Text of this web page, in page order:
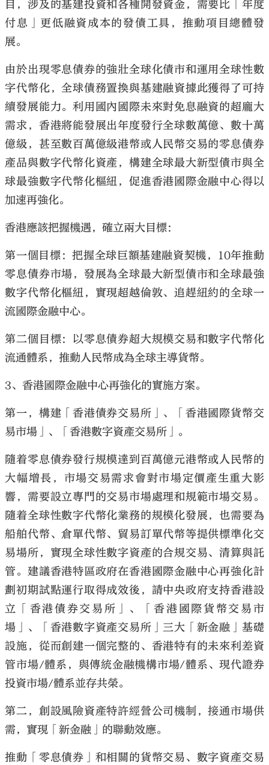
目，涉及的基建投資和各種開發資金，需要比「年度
付息」更低融資成本的發債工具，推動項目總體發
展。
由於出現零息債券的強壯全球化債市和運用全球性數
字代幣化，全球債務置換與基建融資據此獲得了可持
續發展能力。利用國內國際未來對免息融資的超龐大
需求，香港將能發展出年度發行全球數萬億、數十萬
億級，甚至數百萬億級港幣或人民幣交易的零息債券
產品與數字代幣化資產，構建全球最大新型債市與全
球最強數字代幣化樞紐，促進香港國際金融中心得以
加速再強化。
香港應該把握機遇，確立兩大目標：
第一個目標：把握全球巨額基建融資契機，10年推動
零息債券市場，發展為全球最大新型債市和全球最強
數字代幣化樞紐，實現超越倫敦、追趕紐約的全球一
流國際金融中心。
第二個目標：以零息債券超大規模交易和數字代幣化
流通體系，推動人民幣成為全球主導貨幣。
3、香港國際金融中心再強化的實施方案。
第一，構建「香港債券交易所」、「香港國際貨幣交
易市場」、「香港數字資產交易所」。
隨着零息債券發行規模達到百萬億元港幣或人民幣的
大幅增長，市場交易需求會對市場定價產生重大影
響，需要設立專門的交易市場處理和規範市場交易。
隨着全球性數字代幣化業務的規模化發展，也需要為
船舶代幣、倉單代幣、貿易訂單代幣等提供標準化交
易場所，實現全球性數字資產的合規交易、清算與託
管。建議香港特區政府在香港國際金融中心再強化計
劃初期試點運行取得成效後，請中央政府支持香港設
立「香港債券交易所」、「香港國際貨幣交易市
場」、「香港數字資產交易所」三大「新金融」基礎
設施，從而創建一個完整的、香港特有的未來利差資
管市場/體系，與傳統金融機構市場/體系、現代證券
投資市場/體系並存共榮。
第二，創設風險資產特許經營公司機制，接通市場供
需，實現「新金融」的聯動效應。
推動「零息債券」和相關的貨幣交易、數字資產交易